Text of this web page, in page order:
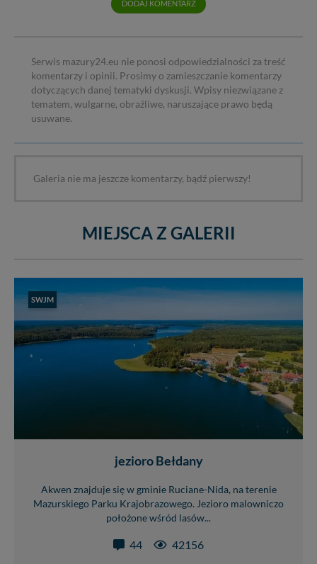
DODAJ KOMENTARZ
Serwis mazury24.eu nie ponosi odpowiedzialności za treść
komentarzy i opinii. Prosimy o zamieszczanie komentarzy
dotyczących danej tematyki dyskusji. Wpisy niezwiązane z
tematem, wulgarne, obraźliwe, naruszające prawo będą
usuwane.
Galeria nie ma jeszcze komentarzy, bądź pierwszy!
MIEJSCA Z GALERII
SWJM
jezioro Bełdany
Akwen znajduje się w gminie Ruciane-Nida, na terenie
Mazurskiego Parku Krajobrazowego. Jezioro malowniczo
położone wśród lasów...
44 42156